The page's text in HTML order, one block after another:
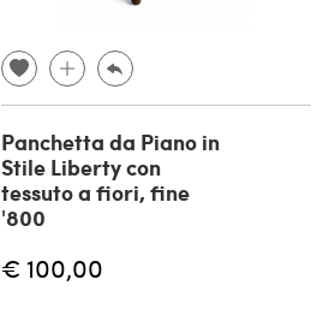
Panchetta da Piano in
Stile Liberty con
tessuto a fiori, fine
'800
€ 100,00